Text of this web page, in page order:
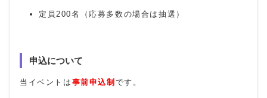
定員200名（応募多数の場合は抽選）
申込について
当イベントは 事前申込制 です。